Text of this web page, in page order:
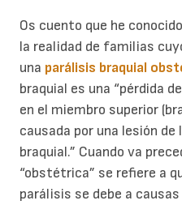
Os cuento que he
la realidad de familias
una parálisis braquial
braquial es una “pérdida
en el miembro superior
causada por una lesión de
braquial.” Cuando va
“obstétrica” se refiere a
parálisis se debe a